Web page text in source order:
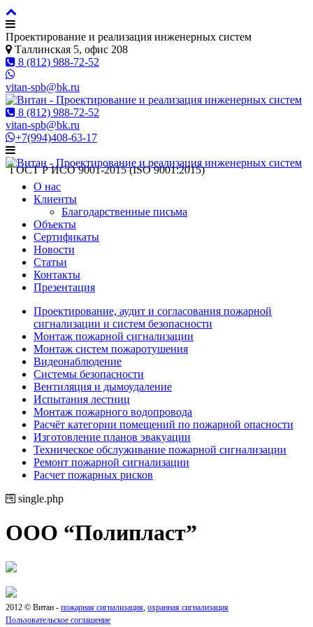
Проектирование и реализация инженерных систем
Таллинская 5, офис 208
8 (812) 988-72-52
vitan-spb@bk.ru
8 (812) 988-72-52
vitan-spb@bk.ru
+7(994)408-63-17
ГОСТ Р ИСO 9001-2015 (ISO 9001:2015)
О нас
Клиенты
Благодарственные письма
Объекты
Сертификаты
Новости
Статьи
Контакты
Презентация
Проектирование, аудит и согласования пожарной
сигнализации и систем безопасности
Монтаж пожарной сигнализации
Монтаж систем пожаротушения
Видеонаблюдение
Системы безопасности
Вентиляция и дымоудаление
Испытания лестниц
Монтаж пожарного водопровода
Расчёт категории помещений по пожарной опасности
Изготовление планов эвакуации
Техническое обслуживание пожарной сигнализации
Ремонт пожарной сигнализации
Расчет пожарных рисков
single.php
ООО “Полипласт”
2012 © Витан - пожарная сигнализация, охранная сигнализация
Пользовательское соглашение